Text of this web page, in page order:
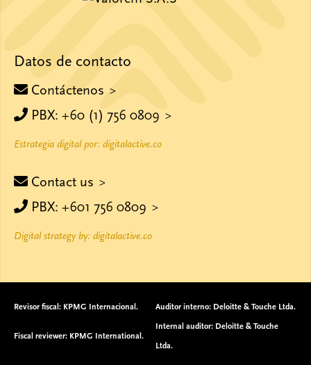
Datos de contacto
Contáctenos
PBX: +60 (1) 756 0809
Estrategia digital por: digitalactive.co
Contact us
PBX: +601 756 0809
Digital strategy by: digitalactive.co
Revisor fiscal: KPMG Internacional. Auditor interno: Deloitte & Touche Ltda.
Fiscal reviewer: KPMG International.
Internal auditor: Deloitte & Touche
Ltda.